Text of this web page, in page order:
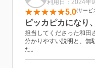
利用日：2024年9
5.0 サービ
ピッカピカになり
担当してくださった和田
分かりやすい説明と、無
た。
写真でビフォーアフタ